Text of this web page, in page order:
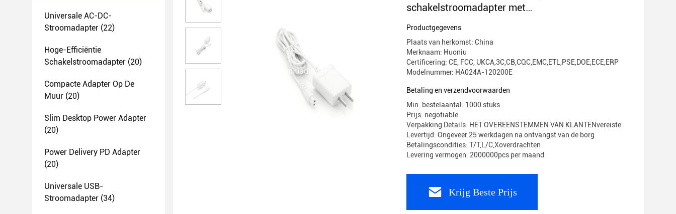
Universale AC-DC-
Stroomadapter (22)
Hoge-Efficiëntie
Schakelstroomadapter (20)
Compacte Adapter Op De
Muur (20)
Slim Desktop Power Adapter
(20)
Power Delivery PD Adapter
(20)
Universale USB-
Stroomadapter (34)
schakelstroomadapter met
overbelastingbescherming
Productgegevens
Plaats van herkomst: China
Merknaam: Huoniu
Certificering: CE, FCC, UKCA,3C,CB,CQC,EMC,ETL,PSE,DOE,ECE,ERP
Modelnummer: HA024A-120200E
Betaling en verzendvoorwaarden
Min. bestelaantal: 1000 stuks
Prijs: negotiable
Verpakking Details: HET OVEREENSTEMMEN VAN KLANTENvereiste
Levertijd: Ongeveer 25 werkdagen na ontvangst van de borg
Betalingscondities: T/T,L/C,Xoverdrachten
Levering vermogen: 2000000pcs per maand
Krijg Beste Prijs